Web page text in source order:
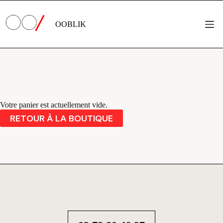
contenu
OOBLIK
Votre panier est actuellement vide.
RETOUR À LA BOUTIQUE